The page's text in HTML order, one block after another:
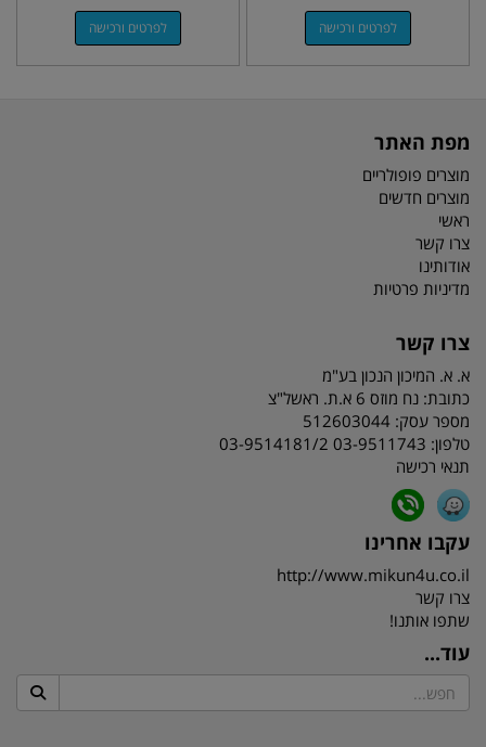
לפרטים ורכישה לפרטים ורכישה
מפת האתר
מוצרים פופולריים
מוצרים חדשים
ראשי
צרו קשר
אודותינו
מדיניות פרטיות
צרו קשר
א. א. המיכון הנכון בע"מ
כתובת: נח מוזס 6 א.ת. ראשל"צ
מספר עסק: 512603044
טלפון: 03-9511743 03-9514181/2
תנאי רכישה
עקבו אחרינו
http://www.mikun4u.co.il
צרו קשר
שתפו אותנו!
עוד...